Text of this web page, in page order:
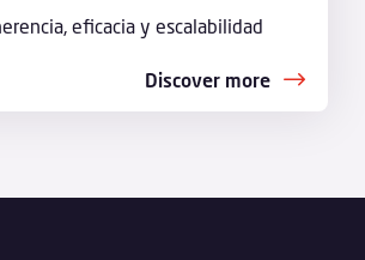
eficacia y escalabilidad
Discover more